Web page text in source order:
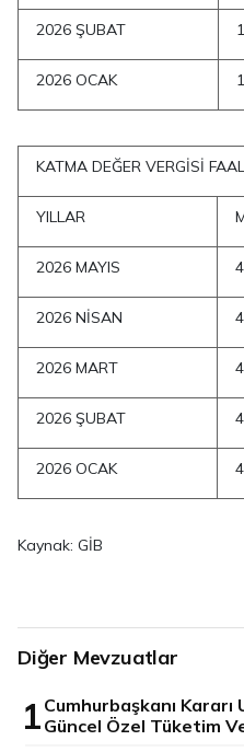
2026 ŞUBAT
2026 OCAK
KATMA DEĞER VERGİSİ
YILLAR
2026 MAYIS
2026 NİSAN
2026 MART
2026 ŞUBAT
2026 OCAK
Kaynak: GİB
Diğer Mevzuatlar
1 Cumhurbaşkanı Kararı
Güncel Özel Tüketim